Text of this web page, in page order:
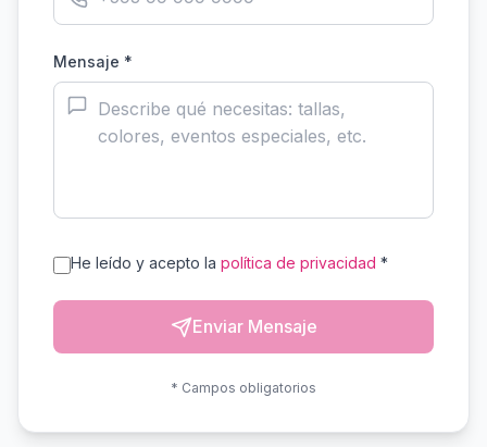
Mensaje *
He leído y acepto la política de privacidad *
Enviar Mensaje
* Campos obligatorios